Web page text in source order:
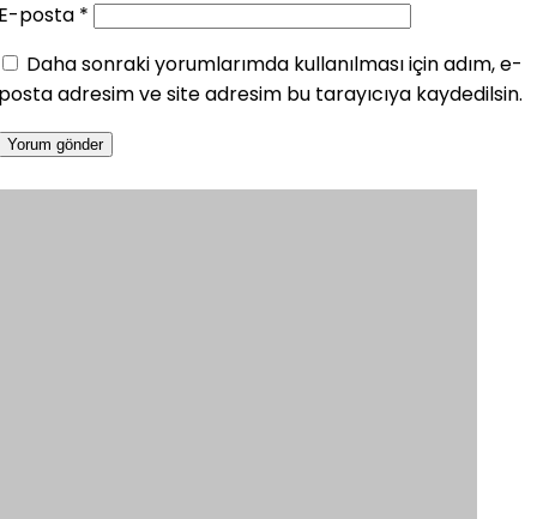
posta *
Daha sonraki yorumlarımda kullanılması için adım, e-
adresim ve site adresim bu tarayıcıya kaydedilsin.